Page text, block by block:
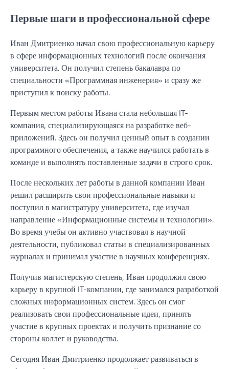
Первые шаги в профессиональной сфере
Иван Дмитриенко начал свою профессиональную карьеру
в сфере информационных технологий после окончания
университета. Он получил степень бакалавра по
специальности «Программная инженерия» и сразу же
приступил к поиску работы.
Первым местом работы Ивана стала небольшая IT-
компания, специализирующаяся на разработке веб-
приложений. Здесь он получил ценный опыт в создании
программного обеспечения, а также научился работать в
команде и выполнять поставленные задачи в строго срок.
После нескольких лет работы в данной компании Иван
решил расширить свои профессиональные навыки и
поступил в магистратуру университета, где изучал
направление «Информационные системы и технологии».
Во время учебы он активно участвовал в научной
деятельности, публиковал статьи в специализированных
журналах и принимал участие в научных конференциях.
Получив магистерскую степень, Иван продолжил свою
карьеру в крупной IT-компании, где занимался разработкой
сложных информационных систем. Здесь он смог
реализовать свои профессиональные идеи, принять
участие в крупных проектах и получить признание со
стороны коллег и руководства.
Сегодня Иван Дмитриенко продолжает развиваться в